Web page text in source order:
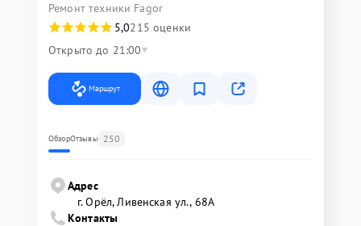
Ремонт техники Fagor
5,0215 оценки
Открыто до 21:00
Маршрут
ОбзорОтзывы 250
Адрес
г. Орёл, Ливенская ул., 68А
Контакты